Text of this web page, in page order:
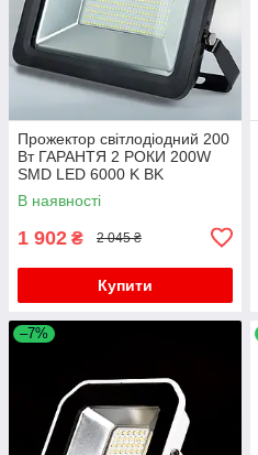
Прожектор світлодіодний 200
Вт ГАРАНТЯ 2 РОКИ 200W
SMD LED 6000 K BK
В наявності
1 902 ₴ 2 045 ₴
Купити
–7%